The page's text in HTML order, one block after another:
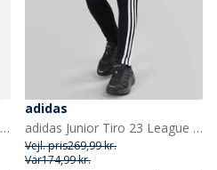
adidas Dame Future Icons 3-Stripes Joggers Medium Grey Heather
adidas
adidas Junior Tiro 23 League træningsbukser Sort
Vejl. pris269,99 kr.
Var174,99 kr.